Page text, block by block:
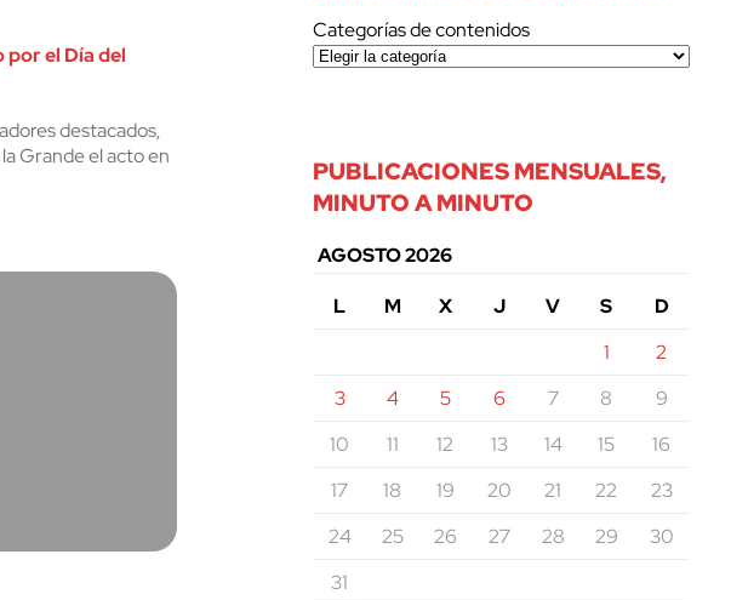
por el Día del
destacados,
Grande el acto en
Categorías de contenidos
PUBLICACIONES MENSUALES,
MINUTO A MINUTO
AGOSTO 2026
L
M X J V S
D
1
2
3
4 5 6 7 8
9
10
11 12 13 14 15
16
17
18 19 20 21 22
23
24
25 26 27 28 29
30
31